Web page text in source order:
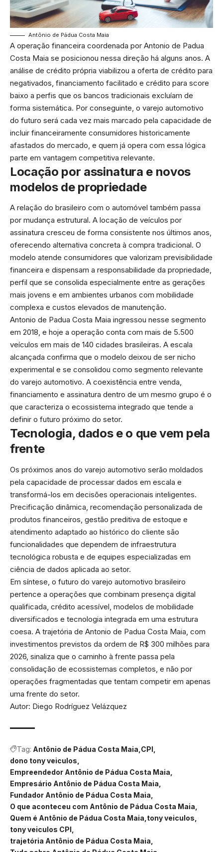
Antônio de Pádua Costa Maia
A operação financeira coordenada por Antonio de Padua
Costa Maia se posicionou nessa direção há alguns anos. A
análise de crédito própria viabilizou a oferta de crédito para
negativados, financiamento facilitado e crédito para score
baixo a perfis que os bancos tradicionais excluíam de
forma sistemática. Por conseguinte, o varejo automotivo
do futuro será cada vez mais marcado pela capacidade de
incluir financeiramente consumidores historicamente
afastados do mercado, e quem já opera com essa lógica
parte em vantagem competitiva relevante.
Locação por assinatura e novos
modelos de propriedade
A relação do brasileiro com o automóvel também passa
por mudança estrutural. A locação de veículos por
assinatura cresceu de forma consistente nos últimos anos,
oferecendo alternativa concreta à compra tradicional. O
modelo atende consumidores que valorizam previsibilidade
financeira e dispensam a responsabilidade da propriedade,
perfil que se consolida especialmente entre as gerações
mais jovens e em ambientes urbanos com mobilidade
complexa e custos elevados de manutenção.
Antonio de Padua Costa Maia ingressou nesse segmento
em 2018, e hoje a operação conta com mais de 5.500
veículos em mais de 140 cidades brasileiras. A escala
alcançada confirma que o modelo deixou de ser nicho
experimental e se consolidou como segmento relevante
do varejo automotivo. A coexistência entre venda,
financiamento e assinatura dentro de um mesmo grupo é o
que caracteriza o ecossistema integrado que tende a
definir o futuro próximo do setor.
Tecnologia, dados e o que vem pela
frente
Os próximos anos do varejo automotivo serão moldados
pela capacidade de processar dados em escala e
transformá-los em decisões operacionais inteligentes.
Precificação dinâmica, recomendação personalizada de
produtos financeiros, gestão preditiva de estoque e
atendimento adaptado ao histórico do cliente são
funcionalidades que dependem de infraestrutura
tecnológica robusta e de equipes especializadas em
ciência de dados aplicada ao setor.
Em síntese, o futuro do varejo automotivo brasileiro
pertence a operações que combinam presença digital
qualificada, crédito acessível, modelos de mobilidade
diversificados e tecnologia integrada em uma estrutura
coesa. A trajetória de Antonio de Padua Costa Maia, com
investimentos previstos da ordem de R$ 300 milhões para
2026, sinaliza que o caminho à frente passa pela
consolidação de ecossistemas completos, e não por
operações fragmentadas que tentam competir em apenas
uma frente do setor.
Autor: Diego Rodríguez Velázquez
Tag: Antônio de Pádua Costa Maia CPI
dono tony veiculos
Empreendedor Antônio de Pádua Costa Maia
Empresário Antônio de Pádua Costa Maia
Fundador Antônio de Pádua Costa Maia
O que aconteceu com Antônio de Pádua Costa Maia
Quem é Antônio de Pádua Costa Maia tony veiculos
tony veiculos CPI
trajetória Antônio de Pádua Costa Maia